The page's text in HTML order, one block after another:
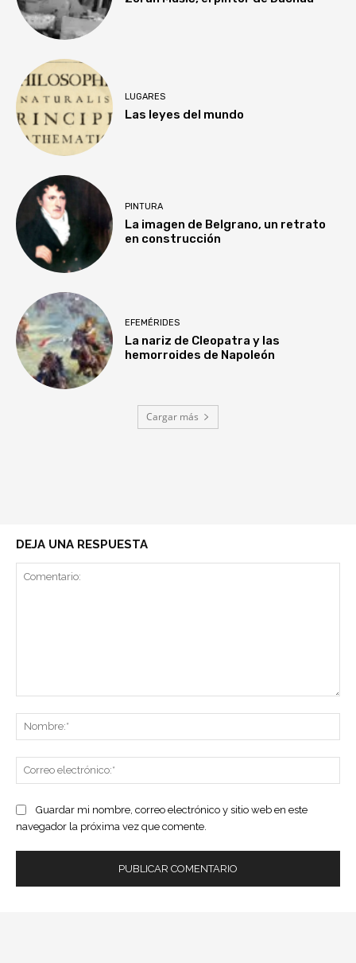
LUGARES
Las leyes del mundo
PINTURA
La imagen de Belgrano, un retrato
en construcción
EFEMÉRIDES
La nariz de Cleopatra y las
hemorroides de Napoleón
Cargar más
DEJA UNA RESPUESTA
Guardar mi nombre, correo electrónico y sitio web en este
navegador la próxima vez que comente.